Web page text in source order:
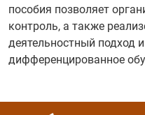
пособия позволяет
контроль, а также
деятельностный подход
дифференцированное